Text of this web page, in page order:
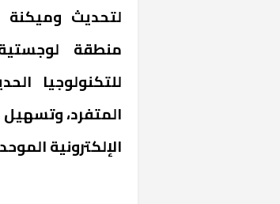
لتحديث وميكنة
منطقة
للتكنولوجيا
المتفرد، وتسهيل
الإلكترونية